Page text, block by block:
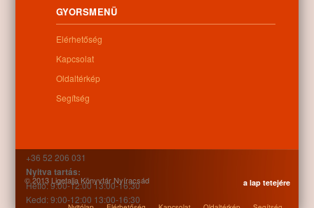
Kategóriák: Egyéb
Információk
+36 52 206 031
Nyitva tartás:
Hétfő: 9:00-12:00 13:00-16:30
Kedd: 9:00-12:00 13:00-16:30
GYORSMENÜ
Elérhetőség
Kapcsolat
Oldaltérkép
Segítség
© 2013 Ligetalja Könyvtár Nyíracsád a lap tetejére